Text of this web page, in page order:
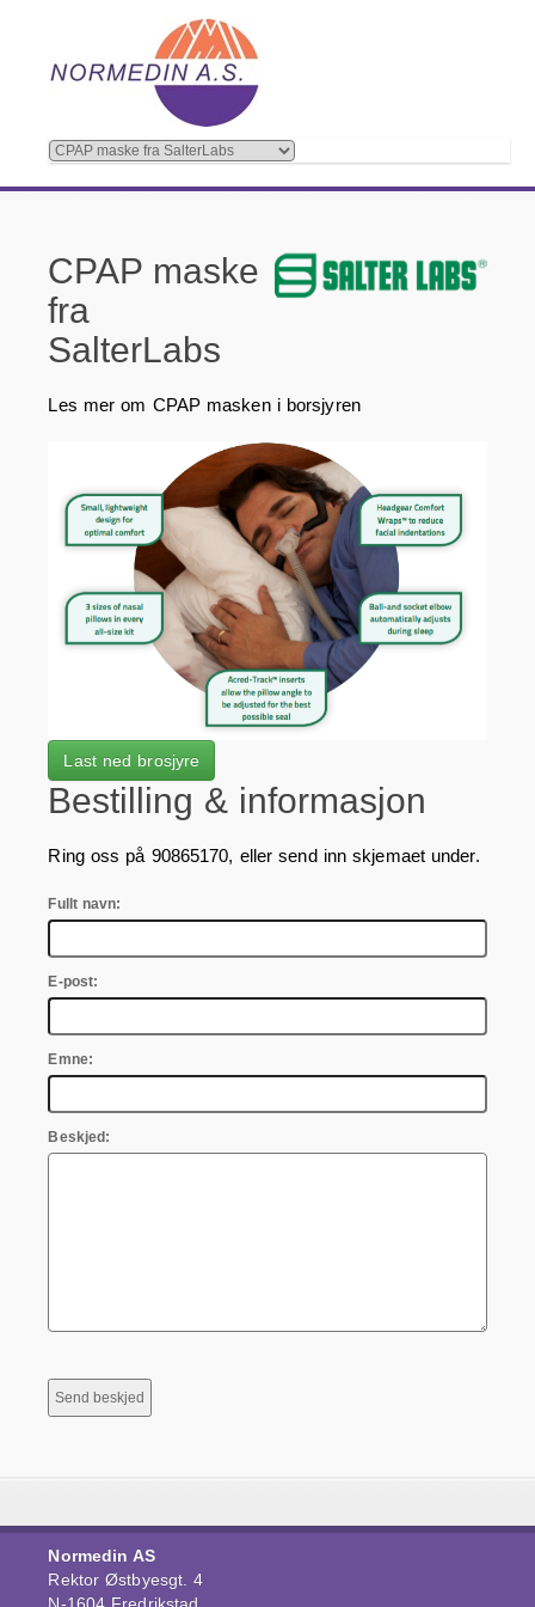
CPAP maske
fra
SalterLabs
Les mer om CPAP masken i borsjyren
Last ned brosjyre
Bestilling & informasjon
Ring oss på 90865170, eller send inn skjemaet under.
Fullt navn:
E-post:
Emne:
Beskjed:
Normedin AS
Rektor Østbyesgt. 4